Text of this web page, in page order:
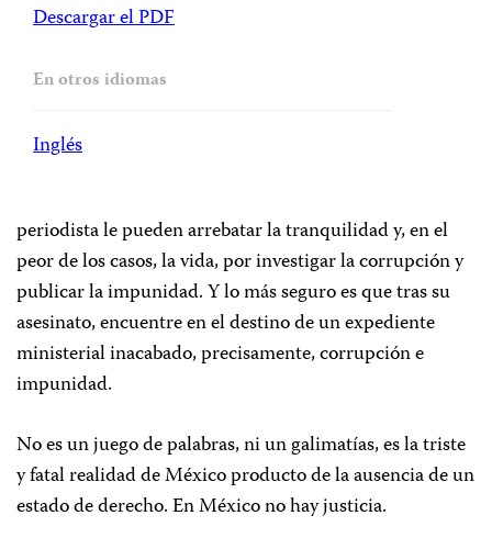
Descargar el PDF
En otros idiomas
Inglés
periodista le pueden arrebatar la tranquilidad y, en el
peor de los casos, la vida, por investigar la corrupción y
publicar la impunidad. Y lo más seguro es que tras su
asesinato, encuentre en el destino de un expediente
ministerial inacabado, precisamente, corrupción e
impunidad.
No es un juego de palabras, ni un galimatías, es la triste
y fatal realidad de México producto de la ausencia de un
estado de derecho. En México no hay justicia.